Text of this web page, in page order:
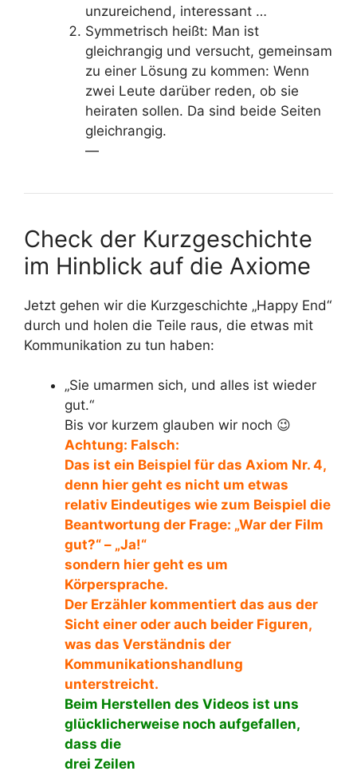
unzureichend, interessant …
Symmetrisch heißt: Man ist
gleichrangig und versucht, gemeinsam
zu einer Lösung zu kommen: Wenn
zwei Leute darüber reden, ob sie
heiraten sollen. Da sind beide Seiten
gleichrangig.
—
Check der Kurzgeschichte
im Hinblick auf die Axiome
Jetzt gehen wir die Kurzgeschichte „Happy End“
durch und holen die Teile raus, die etwas mit
Kommunikation zu tun haben:
„Sie umarmen sich, und alles ist wieder
gut.“
Bis vor kurzem glauben wir noch 😉
Achtung: Falsch:
Das ist ein Beispiel für das Axiom Nr. 4,
denn hier geht es nicht um etwas
relativ Eindeutiges wie zum Beispiel die
Beantwortung der Frage: „War der Film
gut?“ – „Ja!“
sondern hier geht es um
Körpersprache.
Der Erzähler kommentiert das aus der
Sicht einer oder auch beider Figuren,
was das Verständnis der
Kommunikationshandlung
unterstreicht.
Beim Herstellen des Videos ist uns
glücklicherweise noch aufgefallen,
dass die
drei Zeilen